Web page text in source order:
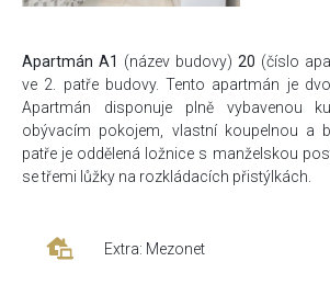
Apartmán A1 (název budovy) 20 (číslo
ve 2. patře budovy. Tento apartmán je
Apartmán disponuje plně vybavenou
obývacím pokojem, vlastní koupelnou a
patře je oddělená ložnice s manželskou
se třemi lůžky na rozkládacích přistýlkách.
Extra: Mezonet